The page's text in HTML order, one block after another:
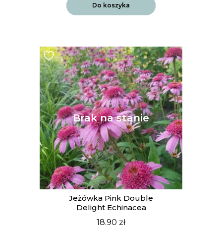
Do koszyka
Jeżówka Pink Double
Delight Echinacea
18.90 zł